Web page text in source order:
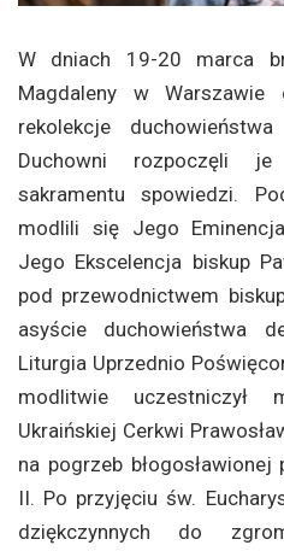
W dniach 19-20 marca
Magdaleny w Warszawie
rekolekcje
Duchowni rozpoczęli
sakramentu spowiedzi.
modlili się Jego
Jego Ekscelencja biskup
pod przewodnictwem
asyście duchowieństwa
Liturgia Uprzednio
modlitwie uczestniczył
Ukraińskiej Cerkwi
na pogrzeb
II. Po przyjęciu św.
dziękczynnych do